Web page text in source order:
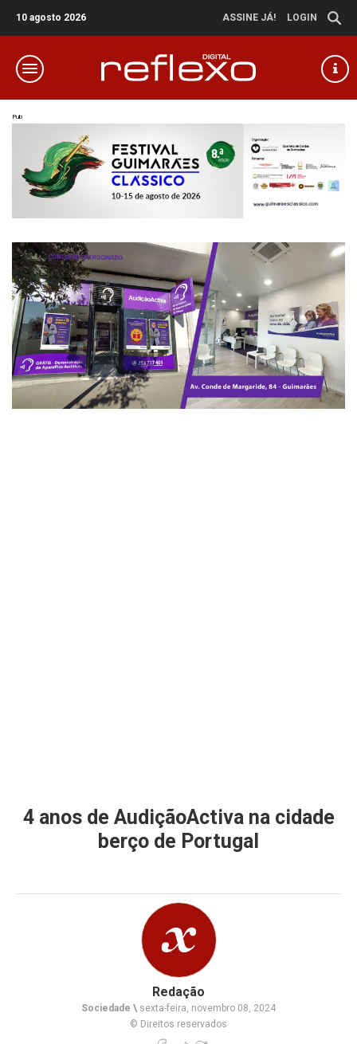
10 agosto 2026 ASSINE JÁ! LOGIN
Pub
4 anos de AudiçãoActiva na cidade
berço de Portugal
Redação
Sociedade \ sexta-feira, novembro 08, 2024
© Direitos reservados